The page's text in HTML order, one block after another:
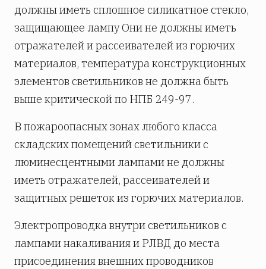
должны иметь сплошное силикатное стекло,
защищающее лампу Они не должны иметь
отражателей и рассеивателей из горючих
материалов, температура конструкционных
элементов светильников не должна быть
выше критической по НПБ 249-97.
В пожароопасных зонах любого класса
складских помещений светильники с
люминесцентными лампами не должны
иметь отражателей, рассеивателей и
защитных решеток из горючих материалов.
Электропроводка внутри светильников с
лампами накаливания и РЛВД до места
присоединения внешних проводников